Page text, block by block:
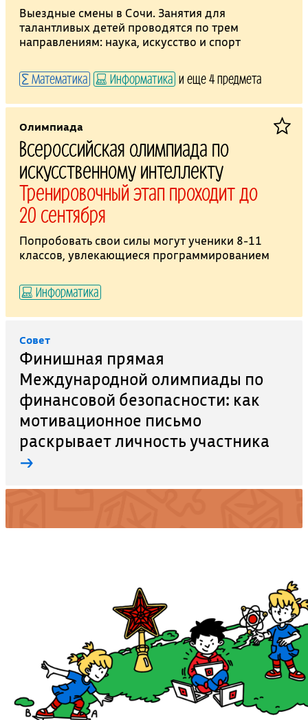
Выездные смены в Сочи. Занятия для
талантливых детей проводятся по трем
направлениям: наука, искусство и спорт
Математика Информатика и еще 4 предмета
Олимпиада
Всероссийская олимпиада по
искусственному интеллекту
Тренировочный этап проходит до
20 сентября
Попробовать свои силы могут ученики 8-11
классов, увлекающиеся программированием
Информатика
Совет
Финишная прямая
Международной олимпиады по
финансовой безопасности: как
мотивационное письмо
раскрывает личность участника
→